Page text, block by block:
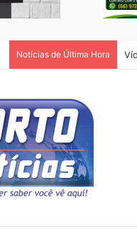
Notícias de Última Hora